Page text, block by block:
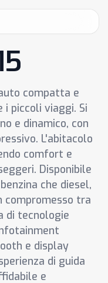
compatta e
piccoli viaggi. Si
e dinamico, con
L'abitacolo
comfort e
Disponibile
che diesel,
compromesso tra
di tecnologie
e display
di guida
e